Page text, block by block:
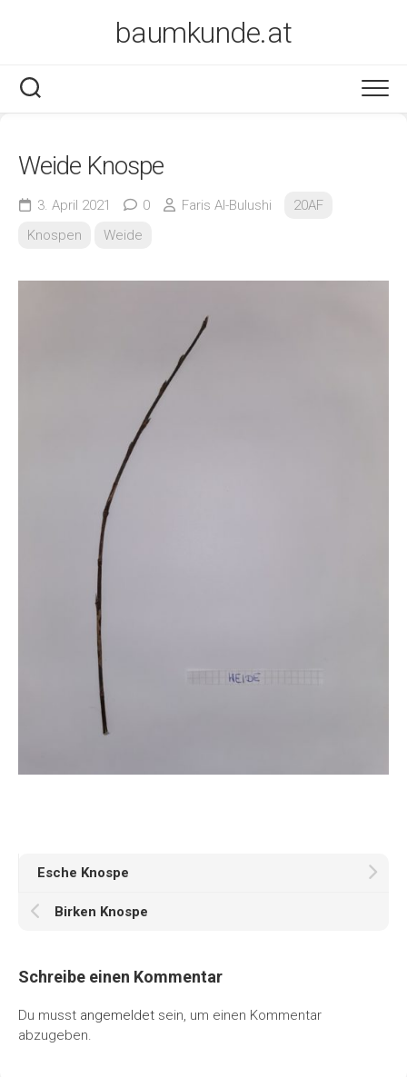
baumkunde.at
Weide Knospe
3. April 2021 0 Faris Al-Bulushi
20AF
Knospen
Weide
Esche Knospe
Birken Knospe
Schreibe einen Kommentar
Du musst angemeldet sein, um einen Kommentar
abzugeben.